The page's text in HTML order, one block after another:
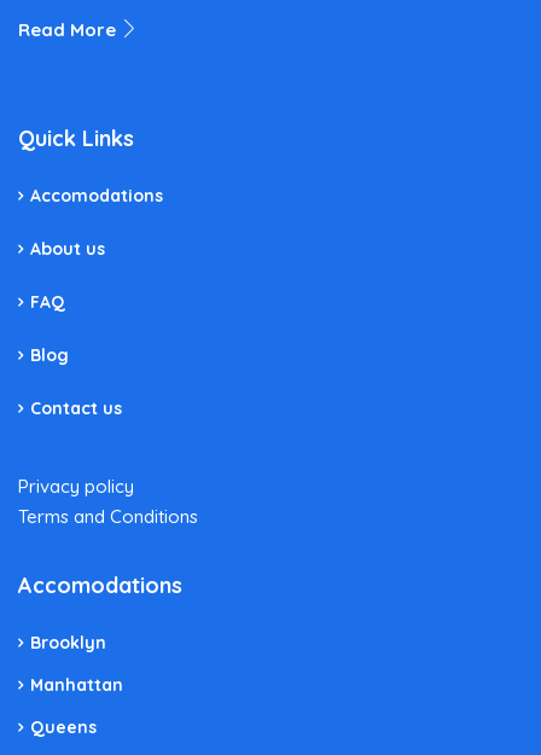
Read More
Quick Links
Accomodations
About us
FAQ
Blog
Contact us
Privacy policy
Terms and Conditions
Accomodations
Brooklyn
Manhattan
Queens